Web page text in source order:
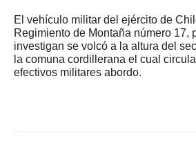
El vehículo militar del ejército de
Regimiento de Montaña número 17,
investigan se volcó a la altura del
la comuna cordillerana el cual
efectivos militares abordo.